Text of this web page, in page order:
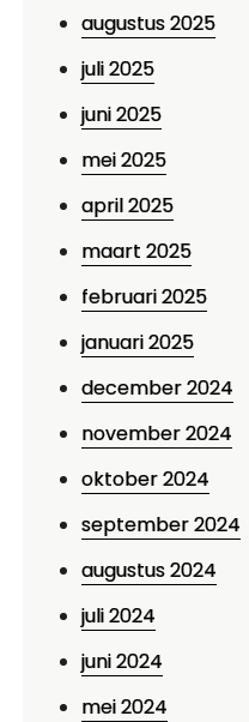
augustus 2025
juli 2025
juni 2025
mei 2025
april 2025
maart 2025
februari 2025
januari 2025
december 2024
november 2024
oktober 2024
september 2024
augustus 2024
juli 2024
juni 2024
mei 2024